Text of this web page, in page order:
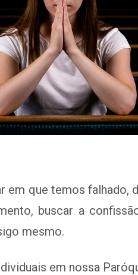
em que temos falhado,
buscar a
mesmo.
em nossa